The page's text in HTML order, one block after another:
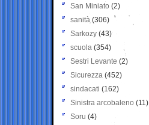
San Miniato (2)
sanità (306)
Sarkozy (43)
scuola (354)
Sestri Levante (2)
Sicurezza (452)
sindacati (162)
Sinistra arcobaleno (11)
Soru (4)